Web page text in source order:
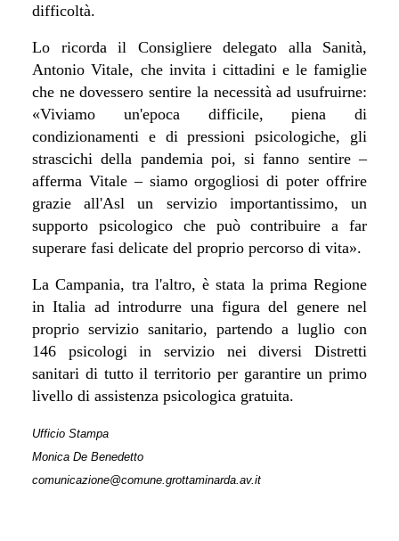
difficoltà.
Lo ricorda il Consigliere delegato alla Sanità,
Antonio Vitale, che invita i cittadini e le famiglie
che ne dovessero sentire la necessità ad usufruirne:
«Viviamo un'epoca difficile, piena di
condizionamenti e di pressioni psicologiche, gli
strascichi della pandemia poi, si fanno sentire –
afferma Vitale – siamo orgogliosi di poter offrire
grazie all'Asl un servizio importantissimo, un
supporto psicologico che può contribuire a far
superare fasi delicate del proprio percorso di vita».
La Campania, tra l'altro, è stata la prima Regione
in Italia ad introdurre una figura del genere nel
proprio servizio sanitario, partendo a luglio con
146 psicologi in servizio nei diversi Distretti
sanitari di tutto il territorio per garantire un primo
livello di assistenza psicologica gratuita.
Ufficio Stampa
Monica De Benedetto
comunicazione@comune.grottaminarda.av.it